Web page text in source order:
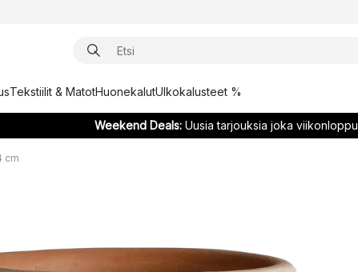
Tekstiilit & MatotHuonekalutUlkokalusteet %
Weekend Deals:Uusia tarjouksia joka viikonloppu
cm